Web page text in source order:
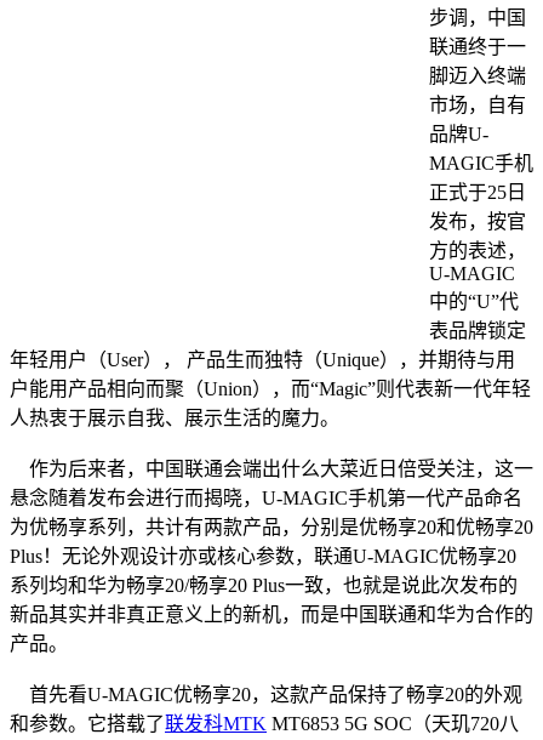
步调，中国
联通终于一
脚迈入终端
市场，自有
品牌U-
MAGIC手机
正式于25日
发布，按官
方的表述，
U-MAGIC
中的“U”代
表品牌锁定
年轻用户（User）， 产品生而独特（Unique），并期待与用
户能用产品相向而聚（Union），而“Magic”则代表新一代年轻
人热衷于展示自我、展示生活的魔力。
作为后来者，中国联通会端出什么大菜近日倍受关注，这一
悬念随着发布会进行而揭晓，U-MAGIC手机第一代产品命名
为优畅享系列，共计有两款产品，分别是优畅享20和优畅享20
Plus！无论外观设计亦或核心参数，联通U-MAGIC优畅享20
系列均和华为畅享20/畅享20 Plus一致，也就是说此次发布的
新品其实并非真正意义上的新机，而是中国联通和华为合作的
产品。
首先看U-MAGIC优畅享20，这款产品保持了畅享20的外观
和参数。它搭载了联发科MTK MT6853 5G SOC（天玑720八